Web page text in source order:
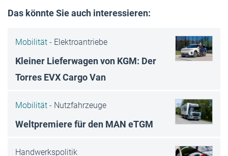
Das könnte Sie auch interessieren:
Mobilität - Elektroantriebe
Kleiner Lieferwagen von KGM: Der
Torres EVX Cargo Van
Mobilität - Nutzfahrzeuge
Weltpremiere für den MAN eTGM
Handwerkspolitik